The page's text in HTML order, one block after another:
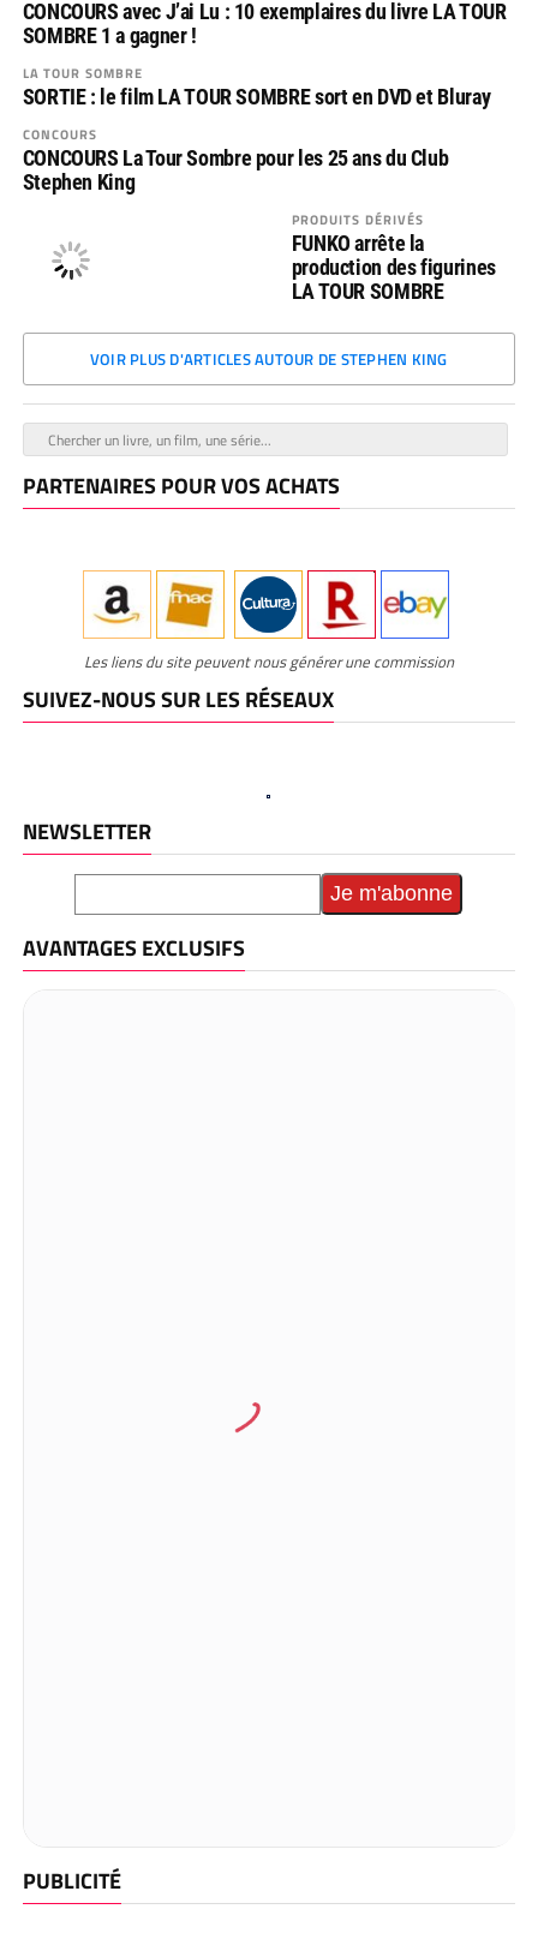
CONCOURS avec J’ai Lu : 10 exemplaires du livre LA TOUR
SOMBRE 1 a gagner !
LA TOUR SOMBRE
SORTIE : le film LA TOUR SOMBRE sort en DVD et Bluray
CONCOURS
CONCOURS La Tour Sombre pour les 25 ans du Club
Stephen King
PRODUITS DÉRIVÉS
FUNKO arrête la
production des figurines
LA TOUR SOMBRE
VOIR PLUS D'ARTICLES AUTOUR DE STEPHEN KING
PARTENAIRES POUR VOS ACHATS
Les liens du site peuvent nous générer une commission
SUIVEZ-NOUS SUR LES RÉSEAUX
NEWSLETTER
AVANTAGES EXCLUSIFS
PUBLICITÉ